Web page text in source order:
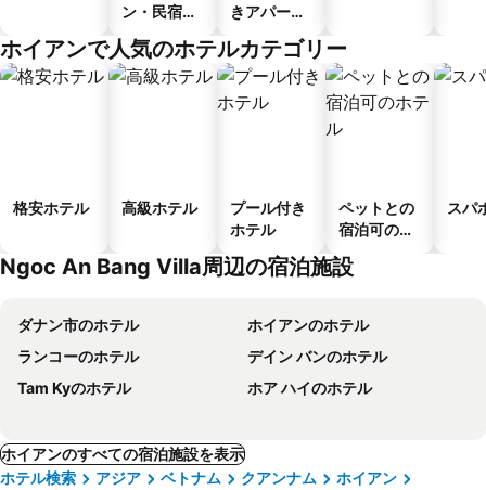
ン・民宿・
ス
きアパート
ホイアンで人気のホテルカテゴリー
格安ホテル 高級ホテル
プール付き
ホテル
ペットとの
宿泊可のホ
スパ
Ngoc An Bang Villa周辺の宿泊施設
ダナン市のホテル
ホイアンのホテル
ランコーのホテル
デイン バンのホテル
Tam Kyのホテル
ホア ハイのホテル
ホイアンのすべての宿泊施設を表示
ホテル検索
アジア ベトナム クアンナム
ホイアン